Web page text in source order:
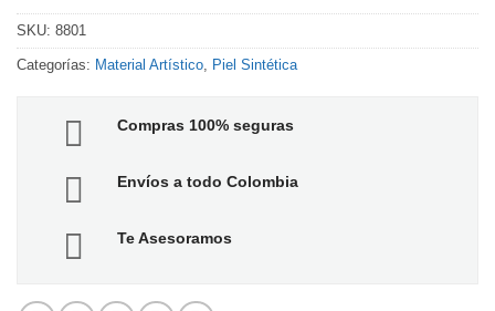
SKU: 8801
Categorías: Material Artístico Piel Sintética
Compras 100% seguras
Envíos a todo Colombia
Te Asesoramos